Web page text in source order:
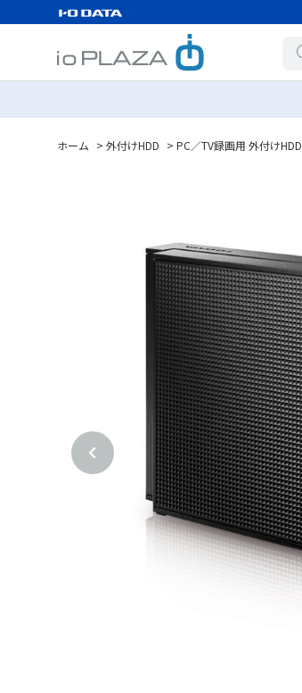
ホーム > 外付けHDD > PC／TV録画用 外付けHDD